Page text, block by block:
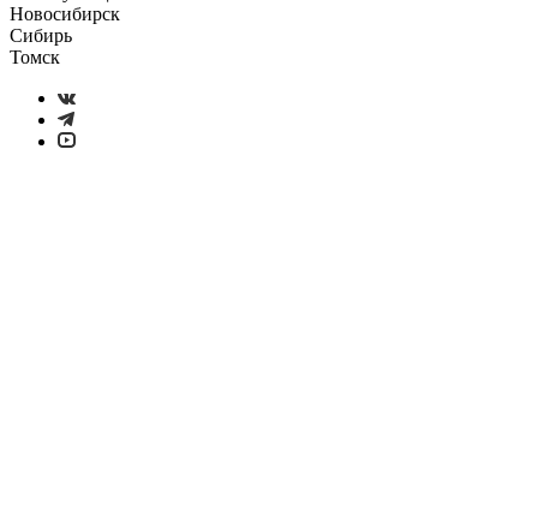
Новосибирск
Сибирь
Томск